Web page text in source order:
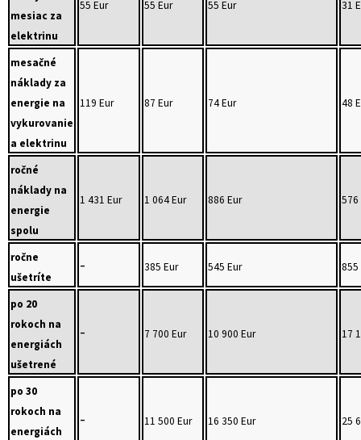
mesiac za
elektrinu
55 Eur 55 Eur 55 Eur 31
mesačné
náklady za
energie na
vykurovanie
a elektrinu
119 Eur 87 Eur 74 Eur 48
ročné
náklady na
energie
spolu
1 431 Eur 1 064 Eur 886 Eur 576
ročne
ušetríte
- 385 Eur 545 Eur 855
po 20
rokoch na
energiách
ušetrené
- 7 700 Eur 10 900 Eur 17
po 30
rokoch na
energiách
- 11 500 Eur 16 350 Eur 25